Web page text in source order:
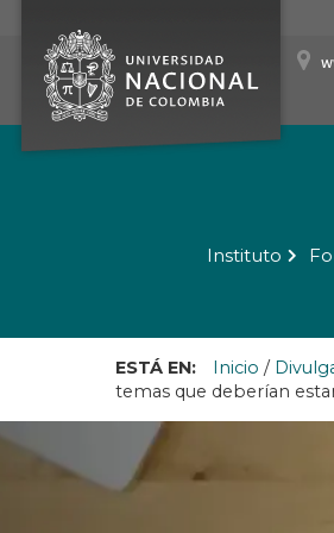
Instituto
ESTÁ EN: Inicio /
temas que deberían